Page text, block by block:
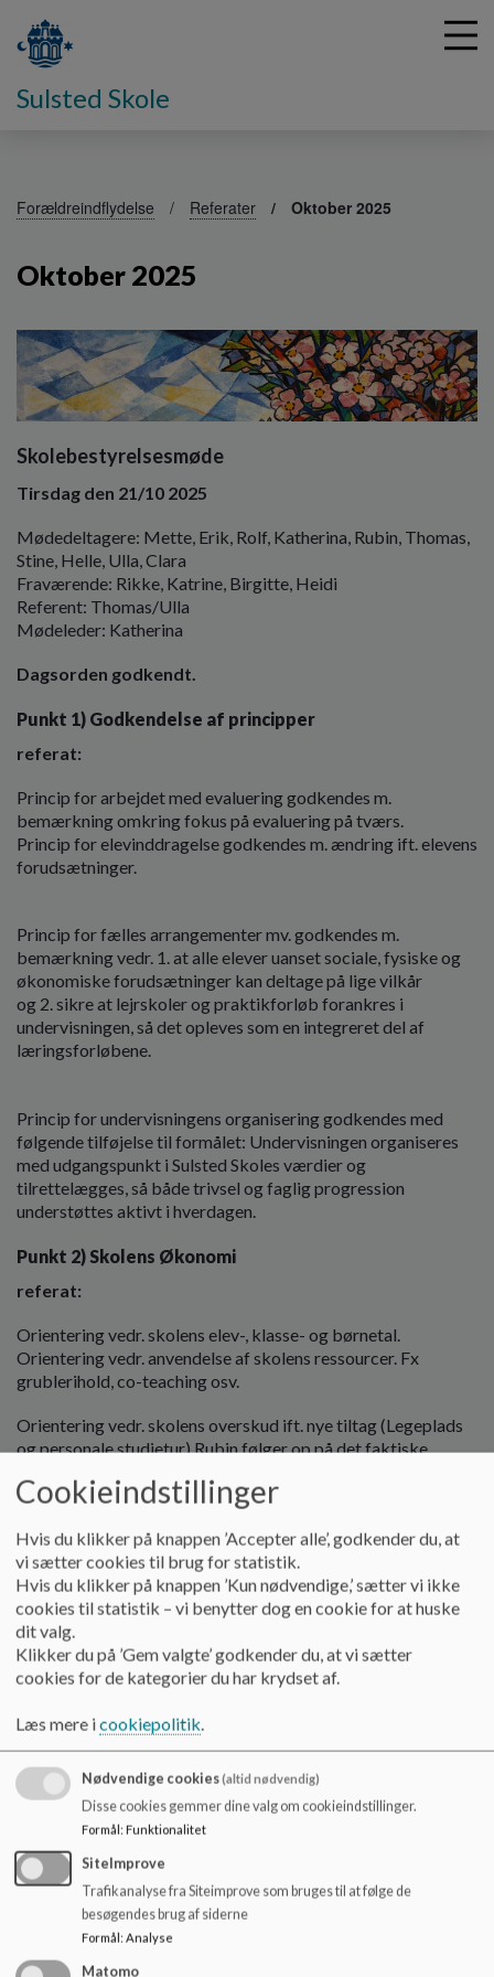
Sulsted Skole
Forældreindflydelse Referater Oktober 2025
Oktober 2025
Skolebestyrelsesmøde
Tirsdag den 21/10 2025
Mødedeltagere: Mette, Erik, Rolf, Katherina, Rubin, Thomas,
Stine, Helle, Ulla, Clara
Fraværende: Rikke, Katrine, Birgitte, Heidi
Referent: Thomas/Ulla
Mødeleder: Katherina
Dagsorden godkendt.
Punkt 1) Godkendelse af principper
referat:
Princip for arbejdet med evaluering godkendes m.
bemærkning omkring fokus på evaluering på tværs.
Princip for elevinddragelse godkendes m. ændring ift. elevens
forudsætninger.
Princip for fælles arrangementer mv. godkendes m.
bemærkning vedr. 1. at alle elever uanset sociale, fysiske og
økonomiske forudsætninger kan deltage på lige vilkår
og 2. sikre at lejrskoler og praktikforløb forankres i
undervisningen, så det opleves som en integreret del af
læringsforløbene.
Princip for undervisningens organisering godkendes med
følgende tilføjelse til formålet: Undervisningen organiseres
med udgangspunkt i Sulsted Skoles værdier og
tilrettelægges, så både trivsel og faglig progression
understøttes aktivt i hverdagen.
Punkt 2) Skolens Økonomi
referat:
Orientering vedr. skolens elev-, klasse- og børnetal.
Orientering vedr. anvendelse af skolens ressourcer. Fx
grublerihold, co-teaching osv.
Orientering vedr. skolens overskud ift. nye tiltag (Legeplads
og personale studietur) Rubin følger op på det faktiske
referat:
Punktet udskydes til næste SB-møde.
Punkt 4) Forretningsorden
referat:
Gennemgang af ændringer i forretningsordenen. Særlig fokus
på punkt 3. (Årsberetning og årligt møde). Det vedtages at
SB nyhedsbrev udgør årsberetningen, samt at
repræsentanter fra SB deltager på skolens fælles
forældremøder i de tre.
Faste punkter for input
Cookieindstillinger
Hvis du klikker på knappen ’Accepter alle’, godkender du, at
vi sætter cookies til brug for statistik.
Hvis du klikker på knappen ’Kun nødvendige,’ sætter vi ikke
cookies til statistik – vi benytter dog en cookie for at huske
dit valg.
Klikker du på ’Gem valgte’ godkender du, at vi sætter
cookies for de kategorier du har krydset af.
Læs mere icookiepolitik.
Nødvendige cookies(altid nødvendig)
Disse cookies gemmer dine valg om cookieindstillinger.
Formål: Funktionalitet
SiteImprove
Trafikanalyse fra Siteimprove som bruges til at følge de
besøgendes brug af siderne
Formål: Analyse
Matomo